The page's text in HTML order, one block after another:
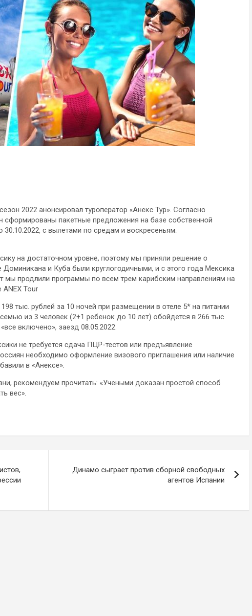
2022 анонсировал туроператор «Анекс Тур». Согласно
сформированы пакетные предложения на базе собственной
с вылетами по средам и воскресеньям.
на достаточном уровне, поэтому мы приняли решение о
Доминикана и Куба были круглогодичными, и с этого года Мексика
мы продлили программы по всем трем карибским направлениям на
Tour
тыс. рублей за 10 ночей при размещении в отеле 5* на питании
из 3 человек (2+1 ребенок до 10 лет) обойдется в 266 тыс.
включено», заезд 08.05.2022.
не требуется сдача ПЦР-тестов или предъявление
необходимо оформление визового приглашения или наличие
в «Анексе».
рекомендуем прочитать: «Учеными доказан простой способ
вес».
Динамо сыграет против сборной свободных
агентов Испании